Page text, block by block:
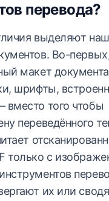
перевода?
выделяют
Во-
макет
шрифты,
того чтобы
переведённого
только с
их или